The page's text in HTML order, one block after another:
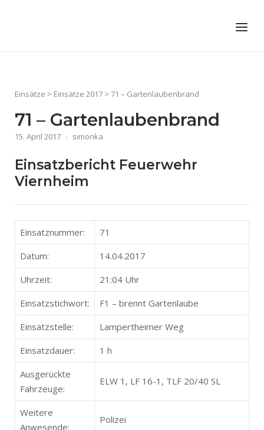
Menu
Einsätze > Einsätze 2017 > 71 – Gartenlaubenbrand
71 – Gartenlaubenbrand
15. April 2017 simonka
Einsatzbericht Feuerwehr
Viernheim
Einsatznummer:
71
Datum:
14.04.2017
Uhrzeit:
21:04 Uhr
Einsatzstichwort:
F1 – brennt Gartenlaube
Einsatzstelle:
Lampertheimer Weg
Einsatzdauer:
1 h
Ausgerückte
Fahrzeuge:
ELW 1, LF 16-1, TLF 20/40 SL
Weitere
Anwesende:
Polizei